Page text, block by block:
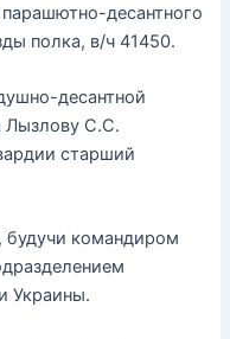
десантного
полка, в/ч 41450.
десантной
Лызлову С.С.
старший
будучи командиром
Украины.